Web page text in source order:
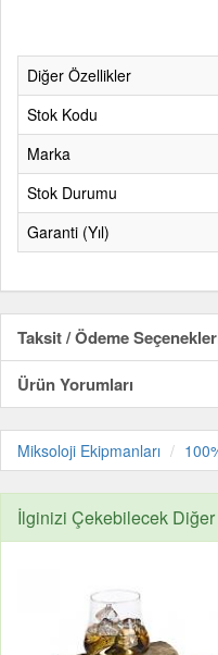
Diğer Özellikler
Stok Kodu
Marka
Stok Durumu
Garanti (Yıl)
Taksit / Ödeme
Ürün Yorumları
Miksoloji Ekipmanları
İlginizi Çekebilecek